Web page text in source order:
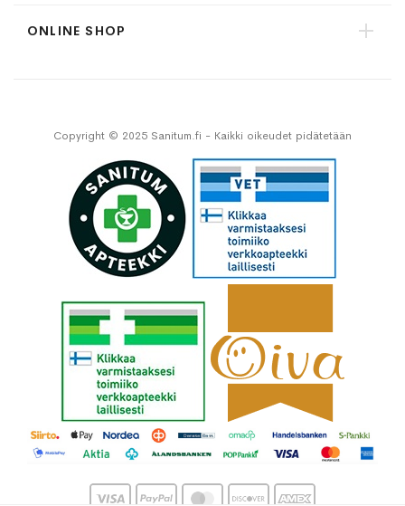
ONLINE SHOP
Copyright © 2025 Sanitum.fi - Kaikki oikeudet pidätetään